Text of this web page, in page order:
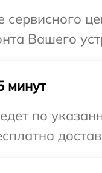
сервисного
Вашего
минут
по